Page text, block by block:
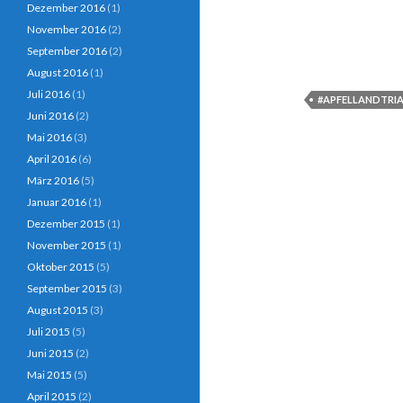
Dezember 2016 (1)
November 2016 (2)
September 2016 (2)
August 2016 (1)
Juli 2016 (1)
Juni 2016 (2)
Mai 2016 (3)
April 2016 (6)
März 2016 (5)
Januar 2016 (1)
Dezember 2015 (1)
November 2015 (1)
Oktober 2015 (5)
September 2015 (3)
August 2015 (3)
Juli 2015 (5)
Juni 2015 (2)
Mai 2015 (5)
April 2015 (2)